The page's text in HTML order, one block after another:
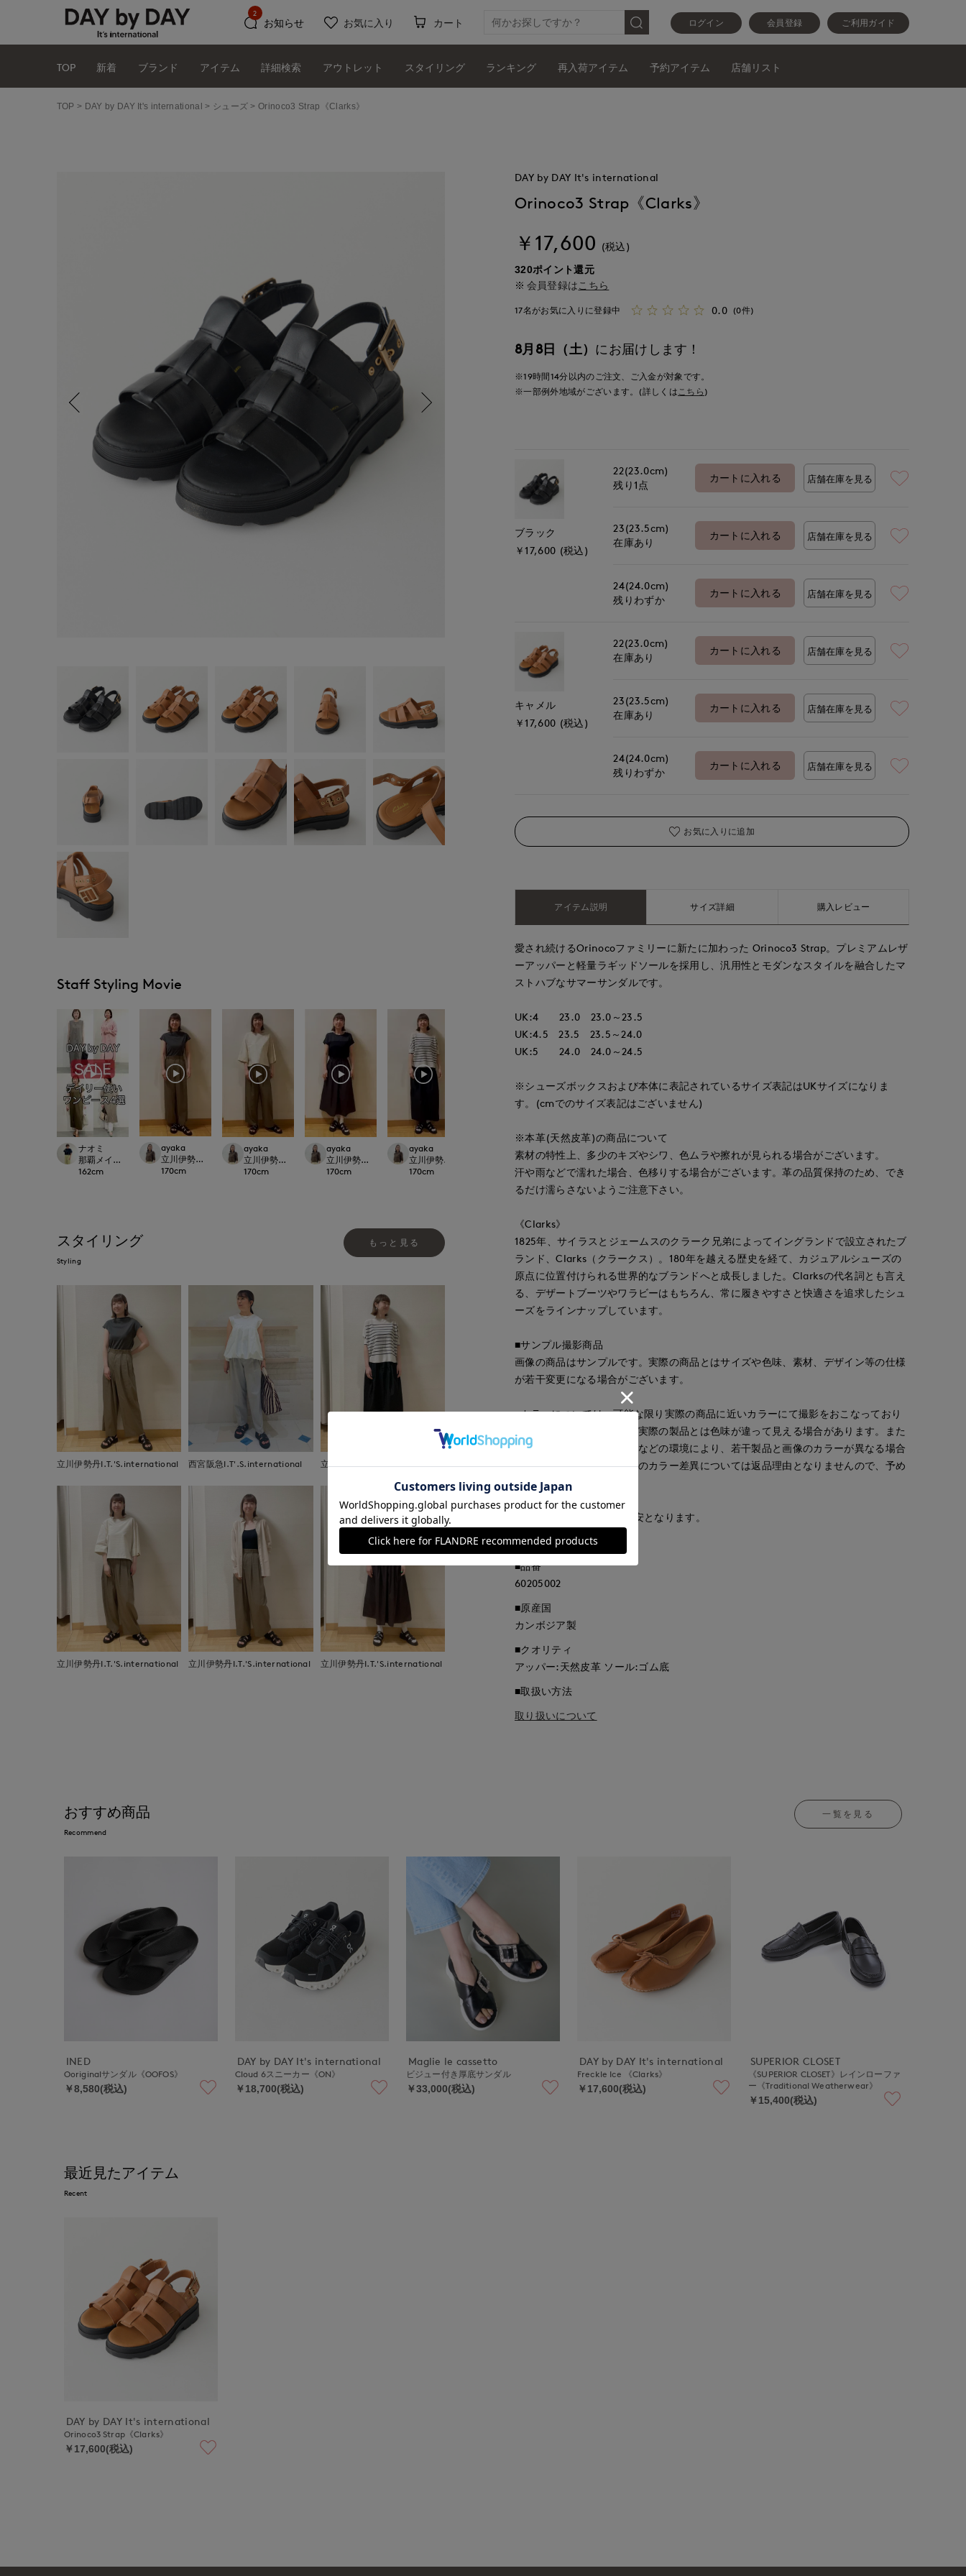
ログイン 会員登録 ご利用ガイド
お知らせ
2
お気に入り カート
TOP 新着 ブランド アイテム 詳細検索 アウトレット スタイリング ランキング 再入荷アイテム 予約アイテム 店舗リスト
TOP DAY by DAY It's international シューズ Orinoco3 Strap《Clarks》
Staff Styling Movie
ナオミ
那覇メインプレイスI.T.'S.international
162cm
ayaka
立川伊勢丹I.T.'S.international
170cm
ayaka
立川伊勢丹I.T.'S.international
170cm
ayaka
立川伊勢丹I.T.'S.international
170cm
ayaka
立川伊勢丹I.T.'S.international
170cm
那覇メインプレイスI.T.'S.international
cm
ayaka
立川伊勢丹I.T.'S.international
170cm
立川伊勢丹I.T.'S.international
170cm
立川伊勢丹I.T.'S.international
170 cm
立川伊勢丹I.T.'S.international
170cm
スタイリング
Styling
もっと見る
立川伊勢丹I.T.'S.international 西宮阪急I.T'.S.international 立川伊勢丹I.T.'S.international
立川伊勢丹I.T.'S.international 立川伊勢丹I.T.'S.international 立川伊勢丹I.T.'S.international
DAY by DAY It's international
Orinoco3 Strap《Clarks》
￥17,600 (税込)
320ポイント還元
会員登録は こちら
17名がお気に入りに登録中 0.0 (0件)
8月8日（土） にお届けします！
※19時間14分以内のご注文、ご入金が対象です。
※一部例外地域がございます。(詳しくはこちら )
ブラック
￥17,600 (税込)
22(23.0cm)
残り1点
カートに入れる 店舗在庫を見る
23(23.5cm)
在庫あり
カートに入れる 店舗在庫を見る
24(24.0cm)
残りわずか
カートに入れる 店舗在庫を見る
キャメル
￥17,600 (税込)
22(23.0cm)
在庫あり
カートに入れる 店舗在庫を見る
23(23.5cm)
在庫あり
カートに入れる 店舗在庫を見る
24(24.0cm)
残りわずか
カートに入れる 店舗在庫を見る
お気に入りに追加
アイテム説明 サイズ詳細 購入レビュー
愛され続けるOrinocoファミリーに新たに加わった Orinoco3 Strap。プレミアムレザ
ーアッパーと軽量ラギッドソールを採用し、汎用性とモダンなスタイルを融合したマ
ストハブなサマーサンダルです。
UK:4 23.0 23.0～23.5
UK:4.5 23.5 23.5～24.0
UK:5 24.0 24.0～24.5
※シューズボックスおよび本体に表記されているサイズ表記はUKサイズになりま
す。(cmでのサイズ表記はございません)
※本革(天然皮革)の商品について
素材の特性上、多少のキズやシワ、色ムラや擦れが見られる場合がございます。
汗や雨などで濡れた場合、色移りする場合がございます。革の品質保持のため、でき
るだけ濡らさないようご注意下さい。
《Clarks》
1825年、サイラスとジェームスのクラーク兄弟によってイングランドで設立されたブ
ランド、Clarks（クラークス）。180年を越える歴史を経て、カジュアルシューズの
原点に位置付けられる世界的なブランドへと成長しました。Clarksの代名詞とも言え
る、デザートブーツやワラビーはもちろん、常に履きやすさと快適さを追求したシュ
ーズをラインナップしています。
■サンプル撮影商品
画像の商品はサンプルです。実際の商品とはサイズや色味、素材、デザイン等の仕様
が若干変更になる場合がございます。
■カラーについては、可能な限り実際の商品に近いカラーにて撮影をおこなっており
ますが、照明の関係により実際の製品とは色味が違って見える場合があります。また
パソコン・スマートフォンなどの環境により、若干製品と画像のカラーが異なる場合
もございます。現物と画像のカラー差異については返品理由となりませんので、予め
ご了承ください。
■サイズ表記はあくまで目安となります。
■品番
60205002
■原産国
カンボジア製
■クオリティ
アッパー:天然皮革 ソール:ゴム底
■取扱い方法
取り扱いについて
おすすめ商品
Recommend
一覧を見る
INED
Ooriginalサンダル《OOFOS》
￥8,580(税込)
DAY by DAY It's international
Cloud 6スニーカー《ON》
￥18,700(税込)
Maglie le cassetto
ビジュー付き厚底サンダル
￥33,000(税込)
DAY by DAY It's international
Freckle Ice 《Clarks》
￥17,600(税込)
SUPERIOR CLOSET
《SUPERIOR CLOSET》レインローファ
ー《Traditional Weatherwear》
￥15,400(税込)
最近見たアイテム
Recent
DAY by DAY It's international
Orinoco3 Strap《Clarks》
￥17,600(税込)